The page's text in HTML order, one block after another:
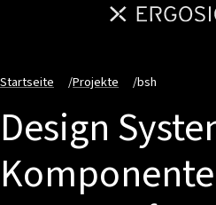
Startseite /Projekte /bsh
Design